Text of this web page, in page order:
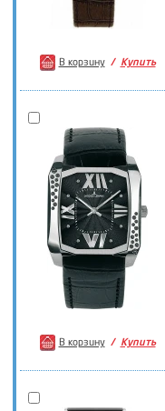
В корзину Купить
В корзину Купить